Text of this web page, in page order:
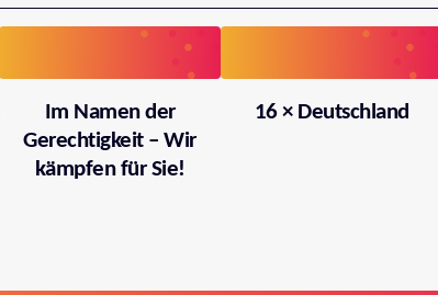
Im Namen der
Gerechtigkeit – Wir
kämpfen für Sie!
16 × Deutschland